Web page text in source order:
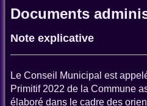
Documents
Note explicative
Le Conseil Municipal est
Primitif 2022 de la Commune
élaboré dans le cadre des